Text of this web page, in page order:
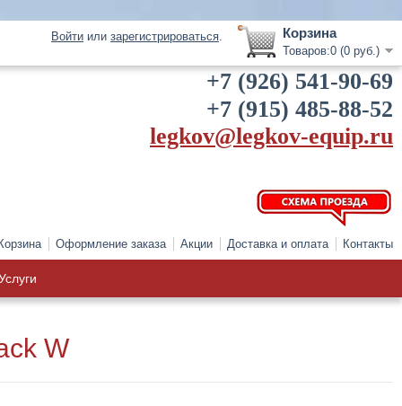
Войти или зарегистрироваться. Корзина
Товаров:0 (0 руб.)
+7 (926) 541-90-69
+7 (915) 485-88-52
legkov@legkov-equip.ru
Оформление заказа Акции Доставка и оплата Контакты
W